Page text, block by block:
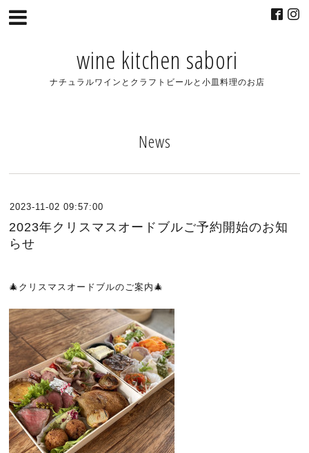
wine kitchen sabori
ナチュラルワインとクラフトビールと小皿料理のお店
News
2023-11-02 09:57:00
2023年クリスマスオードブルご予約開始のお知
らせ
🎄 クリスマスオードブルのご案内 🎄